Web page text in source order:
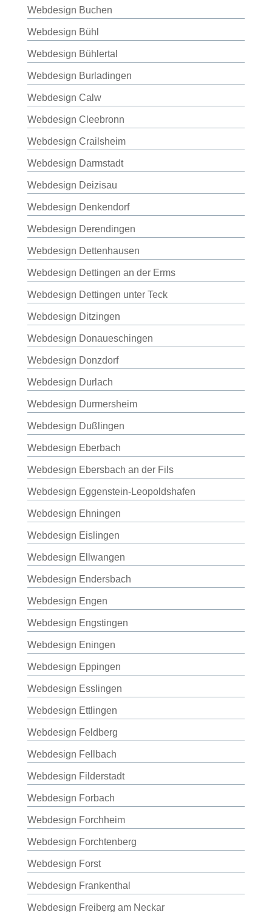
Webdesign Buchen
Webdesign Bühl
Webdesign Bühlertal
Webdesign Burladingen
Webdesign Calw
Webdesign Cleebronn
Webdesign Crailsheim
Webdesign Darmstadt
Webdesign Deizisau
Webdesign Denkendorf
Webdesign Derendingen
Webdesign Dettenhausen
Webdesign Dettingen an der Erms
Webdesign Dettingen unter Teck
Webdesign Ditzingen
Webdesign Donaueschingen
Webdesign Donzdorf
Webdesign Durlach
Webdesign Durmersheim
Webdesign Dußlingen
Webdesign Eberbach
Webdesign Ebersbach an der Fils
Webdesign Eggenstein-Leopoldshafen
Webdesign Ehningen
Webdesign Eislingen
Webdesign Ellwangen
Webdesign Endersbach
Webdesign Engen
Webdesign Engstingen
Webdesign Eningen
Webdesign Eppingen
Webdesign Esslingen
Webdesign Ettlingen
Webdesign Feldberg
Webdesign Fellbach
Webdesign Filderstadt
Webdesign Forbach
Webdesign Forchheim
Webdesign Forchtenberg
Webdesign Forst
Webdesign Frankenthal
Webdesign Freiberg am Neckar